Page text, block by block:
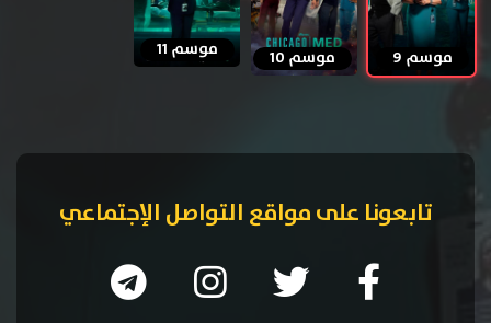
موسم 9 موسم 10 موسم 11
تابعونا على مواقع التواصل الإجتماعي